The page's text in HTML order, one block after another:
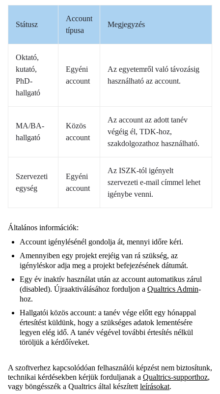
Státusz
Account
típusa
Megjegyzés
Oktató,
kutató,
PhD-
hallgató
Egyéni
account
Az egyetemről való távozásig
használható az account.
MA/BA-
hallgató
Közös
account
Az account az adott tanév
végéig él, TDK-hoz,
szakdolgozathoz használható.
Szervezeti
egység
Egyéni
account
Az ISZK-tól igényelt
szervezeti e-mail címmel lehet
igénybe venni.
Általános információk:
Account igénylésénél gondolja át, mennyi időre kéri.
Amennyiben egy projekt erejéig van rá szükség, az
igényléskor adja meg a projekt befejezésének dátumát.
Egy év inaktív használat után az account automatikus zárul
(disabled). Újraaktiválásához forduljon a Qualtrics Admin-
hoz.
Hallgatói közös account: a tanév vége előtt egy hónappal
értesítést küldünk, hogy a szükséges adatok lementésére
legyen elég idő. A tanév végével további értesítés nélkül
töröljük a kérdőíveket.
A szoftverhez kapcsolódóan felhasználói képzést nem biztosítunk,
technikai kérdésekben kérjük forduljanak a Qualtrics-supporthoz,
vagy böngésszék a Qualtrics által készített leírásokat.